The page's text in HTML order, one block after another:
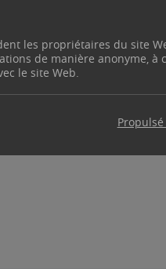
les propriétaires du site
de manière anonyme, à
le site Web.
2025/2026
d’activités des